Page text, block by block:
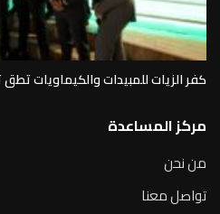
كفر الزيات للمبيدات والكيماويات
مركز المساعدة
من نحن
تواصل معنا